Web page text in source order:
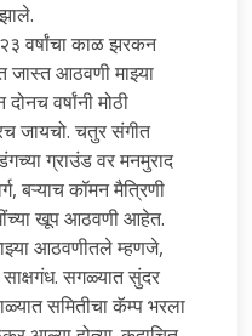
वर्षांचा काळ झरकन
जास्त आठवणी माझ्या
वर्षांनी मोठी
जायचो. चतुर संगीत
ग्राउंड वर मनमुराद
बऱ्याच कॉमन मैत्रिणी
खूप आठवणी आहेत.
आठवणीतले म्हणजे,
साक्षगंध. सगळ्यात सुंदर
समितीचा कॅम्प भरला